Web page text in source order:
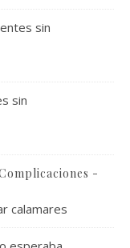
sin
sin
-
calamares